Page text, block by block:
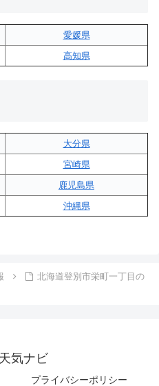
愛媛県
高知県
大分県
宮崎県
鹿児島県
沖縄県
北海道登別市栄町一丁目の
気ナビ
プライバシーポリシー